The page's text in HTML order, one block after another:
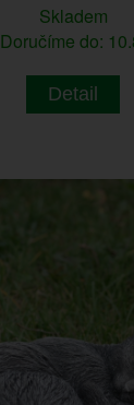
Skladem
Doručíme do:
Detail